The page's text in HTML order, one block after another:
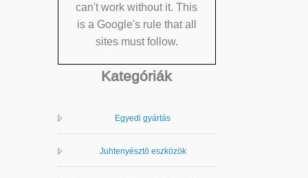
can't work without it. This
is a Google's rule that all
sites must follow.
Kategóriák
Egyedi gyártás
Juhtenyésztő eszközök